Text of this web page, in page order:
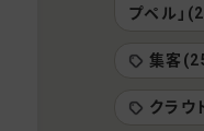
プペル」
集客
クラウ